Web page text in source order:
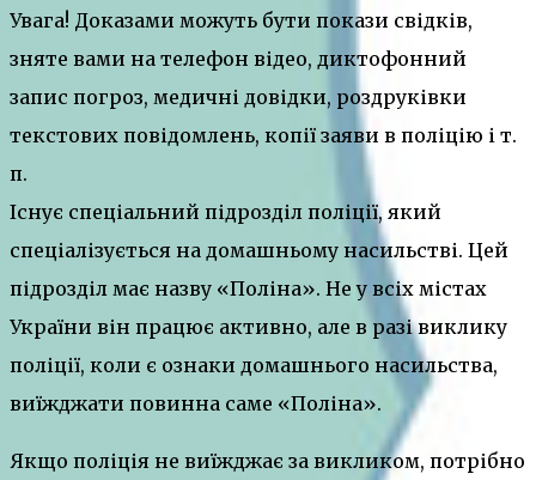
Увага! Доказами можуть бути покази свідків,
зняте вами на телефон відео, диктофонний
запис погроз, медичні довідки, роздруківки
текстових повідомлень, копії заяви в поліцію і т.
п.
Існує спеціальний підрозділ поліції, який
спеціалізується на домашньому насильстві. Цей
підрозділ має назву «Поліна». Не у всіх містах
України він працює активно, але в разі виклику
поліції, коли є ознаки домашнього насильства,
виїжджати повинна саме «Поліна».
Якщо поліція не виїжджає за викликом, потрібно